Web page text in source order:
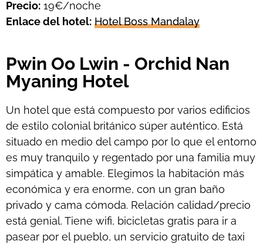
Precio: 19€/noche
Enlace del hotel: Hotel Boss Mandalay
Pwin Oo Lwin - Orchid Nan
Myaning Hotel
Un hotel que está compuesto por varios edificios
de estilo colonial británico súper auténtico. Está
situado en medio del campo por lo que el entorno
es muy tranquilo y regentado por una familia muy
simpática y amable. Elegimos la habitación más
económica y era enorme, con un gran baño
privado y cama cómoda. Relación calidad/precio
está genial. Tiene wifi, bicicletas gratis para ir a
pasear por el pueblo, un servicio gratuito de taxi